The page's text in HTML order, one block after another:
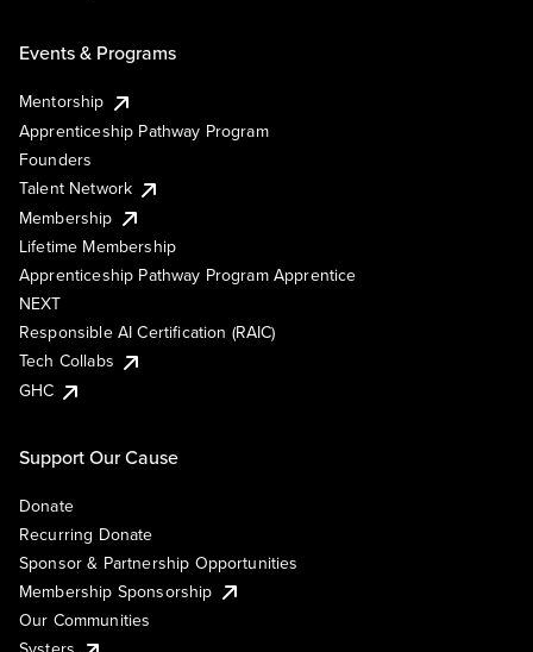
Events & Programs
Mentorship
Apprenticeship Pathway Program
Founders
Talent Network
Membership
Lifetime Membership
Apprenticeship Pathway Program Apprentice
NEXT
Responsible AI Certification (RAIC)
Tech Collabs
GHC
Support Our Cause
Donate
Recurring Donate
Sponsor & Partnership Opportunities
Membership Sponsorship
Our Communities